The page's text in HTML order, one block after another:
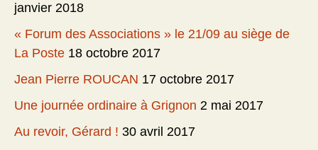
janvier 2018
« Forum des Associations » le 21/09 au siège de
La Poste 18 octobre 2017
Jean Pierre ROUCAN 17 octobre 2017
Une journée ordinaire à Grignon 2 mai 2017
Au revoir, Gérard ! 30 avril 2017